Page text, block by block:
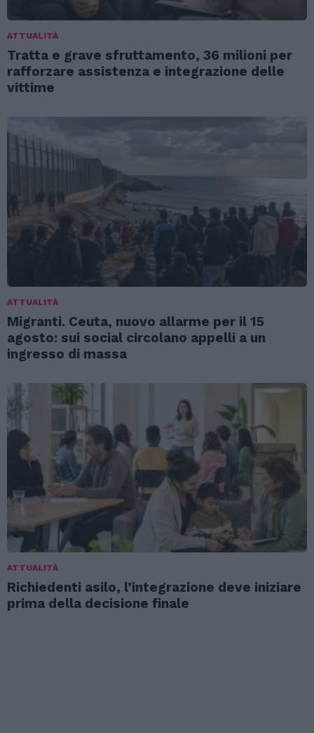
ATTUALITÀ
Tratta e grave sfruttamento, 36 milioni per
rafforzare assistenza e integrazione delle
vittime
ATTUALITÀ
Migranti. Ceuta, nuovo allarme per il 15
agosto: sui social circolano appelli a un
ingresso di massa
ATTUALITÀ
Richiedenti asilo, l’integrazione deve iniziare
prima della decisione finale